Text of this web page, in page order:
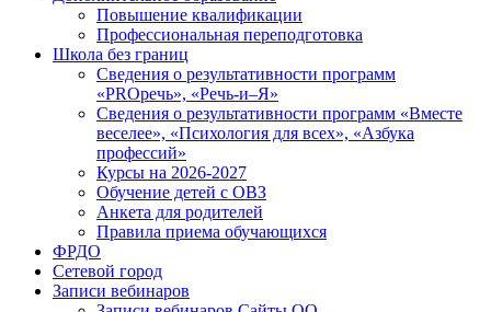
Повышение квалификации
Профессиональная переподготовка
Школа без границ
Сведения о результативности программ
«PROречь», «Речь-и–Я»
Сведения о результативности программ «Вместе
веселее», «Психология для всех», «Азбука
профессий»
Курсы на 2026-2027
Обучение детей с ОВЗ
Анкета для родителей
Правила приема обучающихся
ФРДО
Сетевой город
Записи вебинаров